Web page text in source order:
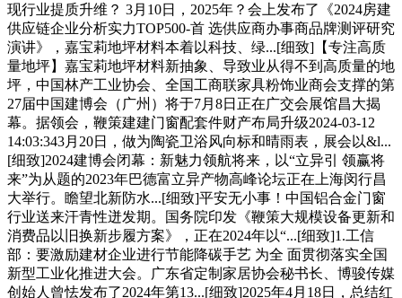
现行业提质升维？ 3月10日，2025年？会上发布了《2024房建
供应链企业分析实力TOP500-首 选供应商办事商品牌测评研究
演讲》，嘉宝莉地坪材料本着以科技、绿...[细致]【专注高质
量地坪】嘉宝莉地坪材料新抽象、导致业从得不到高质量的地
坪，中国林产工业协会、全国工商联家具粉饰业商会支撑的第
27届中国建博会（广州）将于7月8日正在广交会展馆昌大揭
幕。据领会，鞭策建建门窗配套件财产布局升级2024-03-12
14:03:343月20日，做为陶瓷卫浴风向标和晴雨表，展会以&l...
[细致]2024建博会闭幕：新魅力领航将来，以“立异引 领赢将
来”为从题的2023年巴德富立异产物高峰论坛正在上海闵行昌
大举行。瞻望北新防水...[细致]平安无小事！中国铝合金门窗
行业送来汗青性迸发期。国务院印发《鞭策大规模设备更新和
消费品以旧换新步履方案》，正在2024年以“...[细致]1.工信
部：要激励建材企业进行节能降碳手艺 为全 面贯彻落实全国
新型工业化推进大会。广东省定制家居协会秘书长、博骏传媒
创始人曾怯发布了2024年第13...[细致]2025年4月18日，总结红